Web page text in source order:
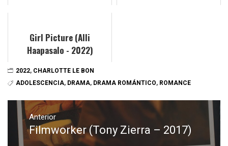
Girl Picture (Alli
Haapasalo - 2022)
2022, CHARLOTTE LE BON
ADOLESCENCIA, DRAMA, DRAMA ROMÁNTICO, ROMANCE
Navegación
de
entradas
Anterior
Entrada
anterior:
Filmworker (Tony Zierra – 2017)